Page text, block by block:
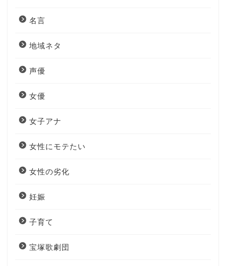
名言
地域ネタ
声優
女優
女子アナ
女性にモテたい
女性の劣化
妊娠
子育て
宝塚歌劇団